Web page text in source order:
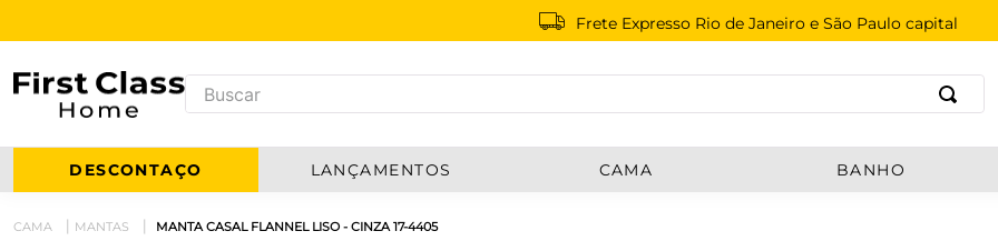
Frete Expresso Rio de Janeiro e São Paulo capital
DESCONTAÇO LANÇAMENTOS CAMA BANHO
CAMA MANTAS MANTA CASAL FLANNEL LISO - CINZA 17-4405